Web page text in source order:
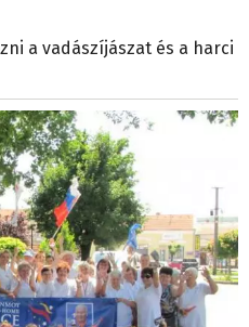
a vadászíjászat és a harci